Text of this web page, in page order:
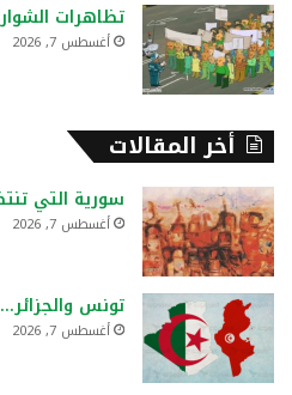
تظاهرات
أغسطس 7, 2026
أخر المقالات
سورية التي
أغسطس 7, 2026
تونس
أغسطس 7, 2026